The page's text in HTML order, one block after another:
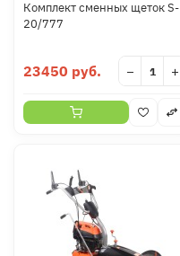
Комплект сменных щеток S-
20/777
23450 руб. − +